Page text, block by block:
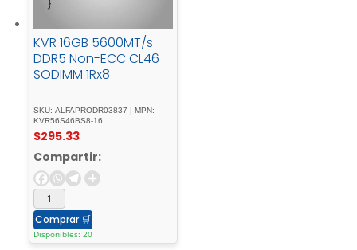
KVR 16GB 5600MT/s
DDR5 Non-ECC CL46
SODIMM 1Rx8
SKU: ALFAPRODR03837 | MPN:
KVR56S46BS8-16
$295.33
Compartir:
Comprar 🛒
Disponibles: 20